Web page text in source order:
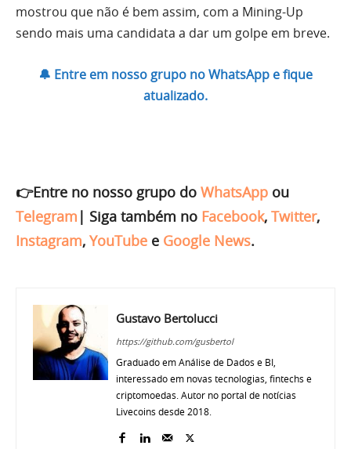
mostrou que não é bem assim, com a Mining-Up
sendo mais uma candidata a dar um golpe em breve.
🔔 Entre em nosso grupo no WhatsApp e fique
atualizado.
👉Entre no nosso grupo do WhatsApp ou
Telegram | Siga também no Facebook, Twitter,
Instagram, YouTube e Google News.
Gustavo Bertolucci
https://github.com/gusbertol
Graduado em Análise de Dados e BI,
interessado em novas tecnologias, fintechs e
criptomoedas. Autor no portal de notícias
Livecoins desde 2018.